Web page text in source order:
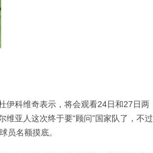
科维奇表示，将会观看24日和27日两
亚人这次终于要“顾问”国家队了，不过
员名额摸底。